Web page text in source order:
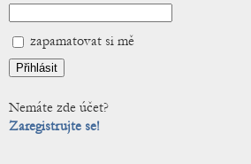
zapamatovat si mě
Nemáte zde účet?
Zaregistrujte se!